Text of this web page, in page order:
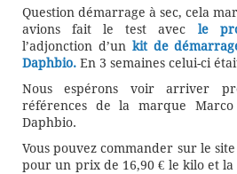
Question démarrage à sec, cela
avions fait le test avec le
l’adjonction d’un kit de
Daphbio. En 3 semaines celui-ci
Nous espérons voir arriver
références de la marque
Daphbio.
Vous pouvez commander sur le
pour un prix de 16,90 € le kilo et la